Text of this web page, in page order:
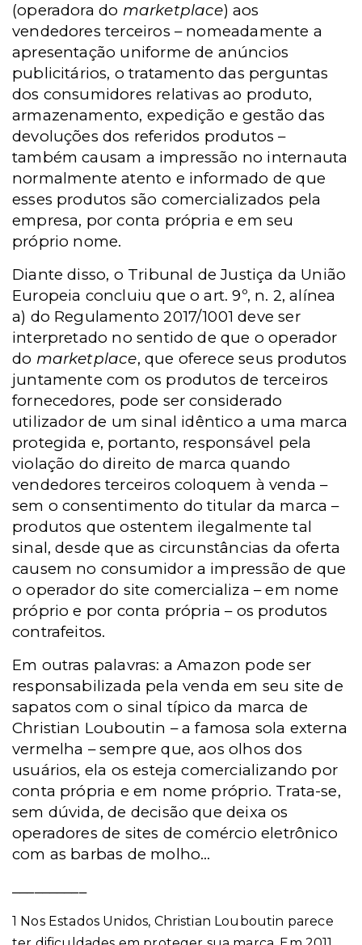
(operadora do marketplace) aos
vendedores terceiros – nomeadamente a
apresentação uniforme de anúncios
publicitários, o tratamento das perguntas
dos consumidores relativas ao produto,
armazenamento, expedição e gestão das
devoluções dos referidos produtos –
também causam a impressão no internauta
normalmente atento e informado de que
esses produtos são comercializados pela
empresa, por conta própria e em seu
próprio nome.
Diante disso, o Tribunal de Justiça da União
Europeia concluiu que o art. 9º, n. 2, alínea
a) do Regulamento 2017/1001 deve ser
interpretado no sentido de que o operador
do marketplace, que oferece seus produtos
juntamente com os produtos de terceiros
fornecedores, pode ser considerado
utilizador de um sinal idêntico a uma marca
protegida e, portanto, responsável pela
violação do direito de marca quando
vendedores terceiros coloquem à venda –
sem o consentimento do titular da marca –
produtos que ostentem ilegalmente tal
sinal, desde que as circunstâncias da oferta
causem no consumidor a impressão de que
o operador do site comercializa – em nome
próprio e por conta própria – os produtos
contrafeitos.
Em outras palavras: a Amazon pode ser
responsabilizada pela venda em seu site de
sapatos com o sinal típico da marca de
Christian Louboutin – a famosa sola externa
vermelha – sempre que, aos olhos dos
usuários, ela os esteja comercializando por
conta própria e em nome próprio. Trata-se,
sem dúvida, de decisão que deixa os
operadores de sites de comércio eletrônico
com as barbas de molho...
1 Nos Estados Unidos, Christian Louboutin parece